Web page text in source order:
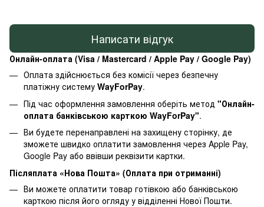
Написати відгук
Онлайн-оплата (Visa / Mastercard / Apple Pay / Google Pay)
Оплата здійснюється без комісії через безпечну
платіжну систему WayForPay.
Під час оформлення замовлення оберіть метод "Онлайн-
оплата банківською карткою WayForPay".
Ви будете перенаправлені на захищену сторінку, де
зможете швидко оплатити замовлення через Apple Pay,
Google Pay або ввівши реквізити картки.
Післяплата «Нова Пошта» (Оплата при отриманні)
Ви можете оплатити товар готівкою або банківською
карткою після його огляду у відділенні Нової Пошти.